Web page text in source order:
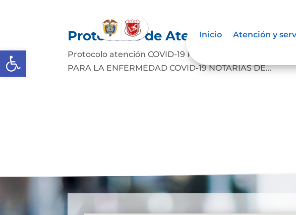
Abrir barra de herramientas
Inicio Atención y
Protocolos de Atención
Protocolo atención COVID-19 PROTOCOLO DE
PARA LA ENFERMEDAD COVID-19 NOTARÍAS DE...